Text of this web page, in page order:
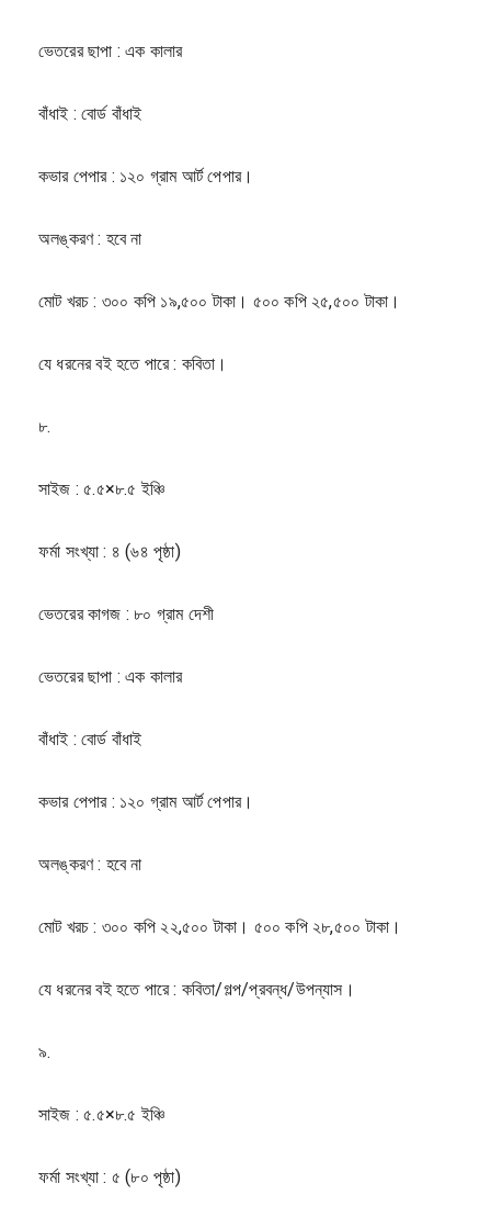
ভেতরের ছাপা : এক কালার
বাঁধাই : বোর্ড বাঁধাই
কভার পেপার : ১২০ গ্রাম আর্ট পেপার।
অলঙ্করণ : হবে না
মোট খরচ : ৩০০ কপি ১৯,৫০০ টাকা। ৫০০ কপি ২৫,৫০০ টাকা।
যে ধরনের বই হতে পারে : কবিতা।
৮.
সাইজ : ৫.৫×৮.৫ ইঞ্চি
ফর্মা সংখ্যা : ৪ (৬৪ পৃষ্ঠা)
ভেতরের কাগজ : ৮০ গ্রাম দেশী
ভেতরের ছাপা : এক কালার
বাঁধাই : বোর্ড বাঁধাই
কভার পেপার : ১২০ গ্রাম আর্ট পেপার।
অলঙ্করণ : হবে না
মোট খরচ : ৩০০ কপি ২২,৫০০ টাকা। ৫০০ কপি ২৮,৫০০ টাকা।
যে ধরনের বই হতে পারে : কবিতা/গল্প/প্রবন্ধ/উপন্যাস।
৯.
সাইজ : ৫.৫×৮.৫ ইঞ্চি
ফর্মা সংখ্যা : ৫ (৮০ পৃষ্ঠা)